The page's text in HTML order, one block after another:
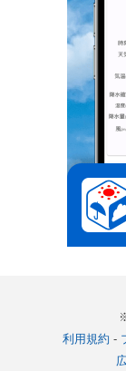
利用規約 -